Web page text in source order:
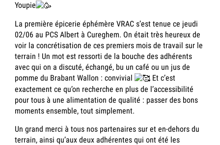
Youpie
La première épicerie éphémère VRAC s’est tenue ce jeudi
02/06 au PCS Albert à Cureghem. On était très heureux de
voir la concrétisation de ces premiers mois de travail sur le
terrain ! Un mot est ressorti de la bouche des adhérents
avec qui on a discuté, échangé, bu un café ou un jus de
pomme du Brabant Wallon : convivial
Et c’est
exactement ce qu’on recherche en plus de l’accessibilité
pour tous à une alimentation de qualité : passer des bons
moments ensemble, tout simplement.
Un grand merci à tous nos partenaires sur et en-dehors du
terrain, ainsi qu’aux deux adhérentes qui ont été les